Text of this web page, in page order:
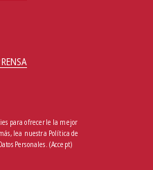
para ofrecerle la mejor
lea nuestra Política de
Personales (Accept)